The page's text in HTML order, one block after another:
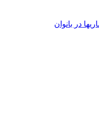
در بانوان